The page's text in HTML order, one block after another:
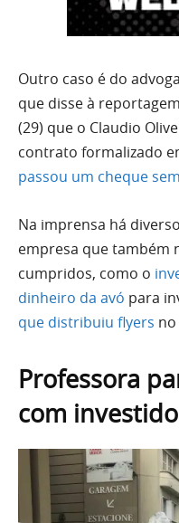
Outro caso é do
que disse à
(29) que o Claudio
contrato formalizado
passou um cheque
Na imprensa há
empresa que também
cumpridos, como o
dinheiro da avó para
que distribuiu flyers
Professora
com